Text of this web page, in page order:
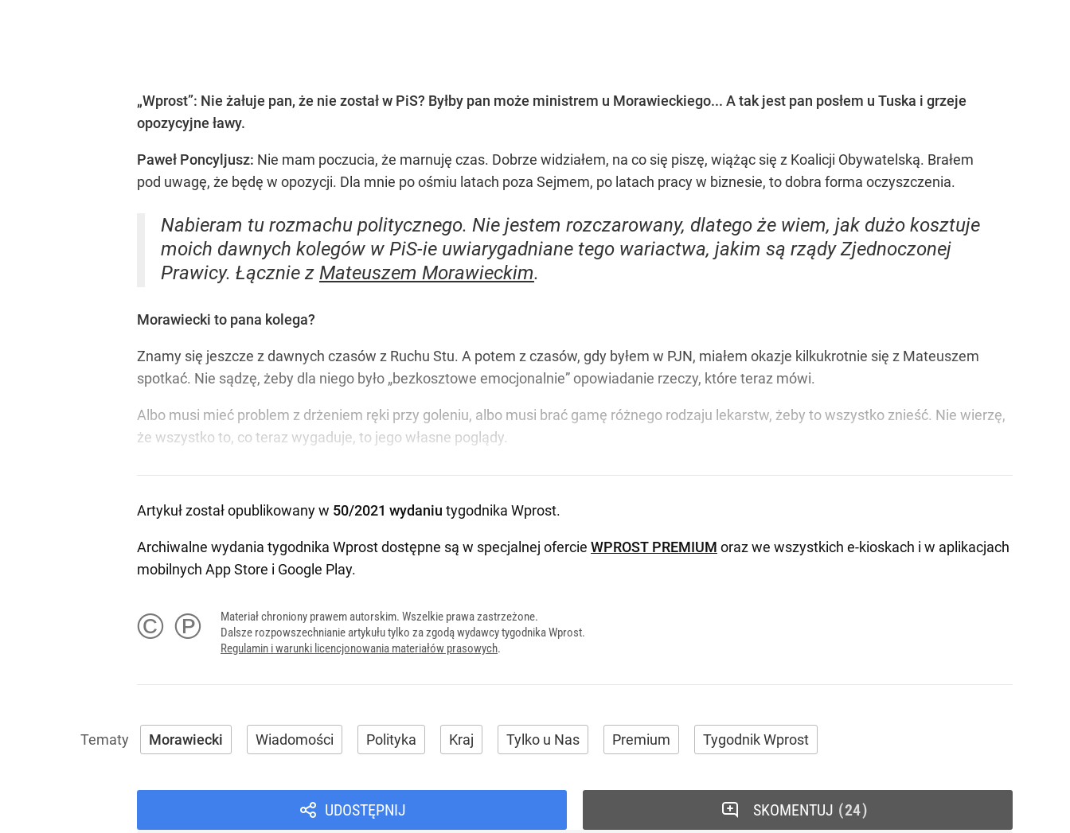
„Wprost”: Nie żałuje pan, że nie został w PiS? Byłby pan może ministrem u Morawieckiego... A tak jest pan posłem u Tuska i grzeje
opozycyjne ławy.
Paweł Poncyljusz: Nie mam poczucia, że marnuję czas. Dobrze widziałem, na co się piszę, wiążąc się z Koalicji Obywatelską. Brałem
pod uwagę, że będę w opozycji. Dla mnie po ośmiu latach poza Sejmem, po latach pracy w biznesie, to dobra forma oczyszczenia.
Nabieram tu rozmachu politycznego. Nie jestem rozczarowany, dlatego że wiem, jak dużo kosztuje
moich dawnych kolegów w PiS-ie uwiarygadniane tego wariactwa, jakim są rządy Zjednoczonej
Prawicy. Łącznie z Mateuszem Morawieckim.
Morawiecki to pana kolega?
Znamy się jeszcze z dawnych czasów z Ruchu Stu. A potem z czasów, gdy byłem w PJN, miałem okazje kilkukrotnie się z Mateuszem
spotkać. Nie sądzę, żeby dla niego było „bezkosztowe emocjonalnie” opowiadanie rzeczy, które teraz mówi.
Albo musi mieć problem z drżeniem ręki przy goleniu, albo musi brać gamę różnego rodzaju lekarstw, żeby to wszystko znieść. Nie wierzę,
że wszystko to, co teraz wygaduje, to jego własne poglądy.
Artykuł został opublikowany w 50/2021 wydaniu tygodnika Wprost.
Archiwalne wydania tygodnika Wprost dostępne są w specjalnej ofercie WPROST PREMIUM oraz we wszystkich e-kioskach i w aplikacjach
mobilnych App Store i Google Play.
© ℗
Materiał chroniony prawem autorskim. Wszelkie prawa zastrzeżone.
Dalsze rozpowszechnianie artykułu tylko za zgodą wydawcy tygodnika Wprost.
Regulamin i warunki licencjonowania materiałów prasowych.
Morawiecki Wiadomości Polityka Kraj Tylko u Nas Premium Tygodnik Wprost
UDOSTĘPNIJ SKOMENTUJ 24